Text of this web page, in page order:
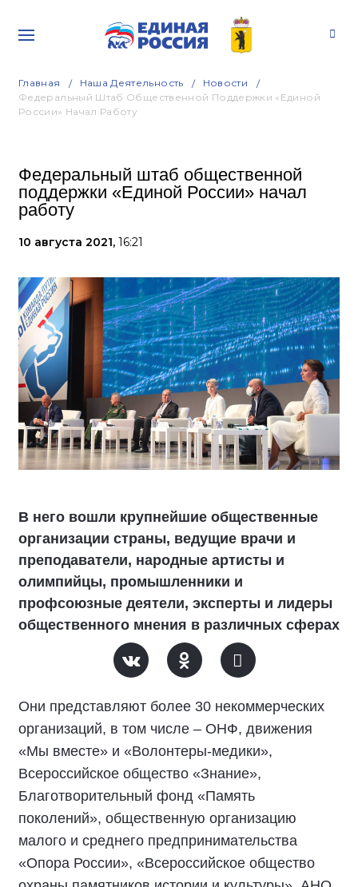
Главная Наша Деятельность
Новости
Федеральный Штаб Общественной Поддержки «Единой
России» Начал Работу
Федеральный штаб общественной
поддержки «Единой России» начал
работу
10 августа 2021, 16:21
В него вошли крупнейшие общественные
организации страны, ведущие врачи и
преподаватели, народные артисты и
олимпийцы, промышленники и
профсоюзные деятели, эксперты и лидеры
общественного мнения в различных сферах
Они представляют более 30 некоммерческих
организаций, в том числе – ОНФ, движения
«Мы вместе» и «Волонтеры-медики»,
Всероссийское общество «Знание»,
Благотворительный фонд «Память
поколений», общественную организацию
малого и среднего предпринимательства
«Опора России», «Всероссийское общество